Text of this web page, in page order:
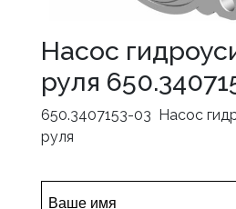
Насос
руля
650.3407153-03 Насос
руля